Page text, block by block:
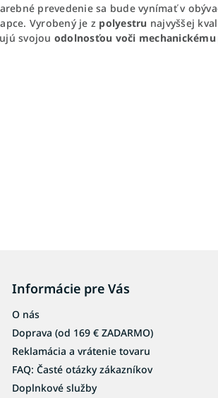
prevedenie sa bude vynímať v
Vyrobený je z polyestru najvyššej
svojou odolnosťou voči
Informácie pre Vás
O nás
Doprava (od 169 € ZADARMO)
Reklamácia a vrátenie tovaru
FAQ: Časté otázky zákazníkov
Doplnkové služby